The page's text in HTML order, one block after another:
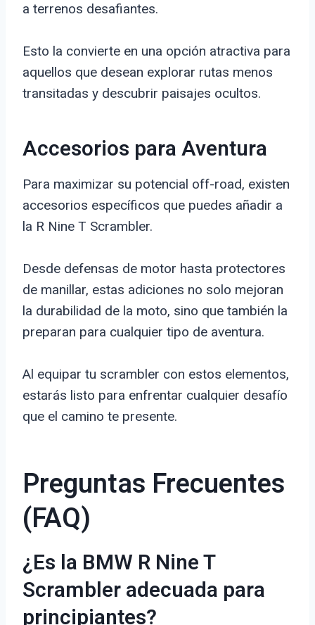
a terrenos desafiantes.
Esto la convierte en una opción atractiva para
aquellos que desean explorar rutas menos
transitadas y descubrir paisajes ocultos.
Accesorios para Aventura
Para maximizar su potencial off-road, existen
accesorios específicos que puedes añadir a
la R Nine T Scrambler.
Desde defensas de motor hasta protectores
de manillar, estas adiciones no solo mejoran
la durabilidad de la moto, sino que también la
preparan para cualquier tipo de aventura.
Al equipar tu scrambler con estos elementos,
estarás listo para enfrentar cualquier desafío
que el camino te presente.
Preguntas Frecuentes
(FAQ)
¿Es la BMW R Nine T
Scrambler adecuada para
principiantes?